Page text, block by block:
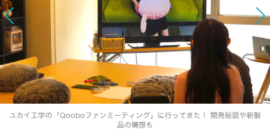
ユカイ工学の「Qooboファンミーティング」に行ってきた！ 開発秘話や新製
品の構想も